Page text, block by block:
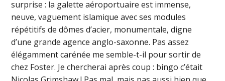
surprise : la galette aéroportuaire est immense,
neuve, vaguement islamique avec ses modules
répétitifs de dômes d’acier, monumentale, digne
d’une grande agence anglo-saxonne. Pas assez
élégamment carénée me semble-t-il pour sortir de
chez Foster. Je chercherai après coup : bingo c’était